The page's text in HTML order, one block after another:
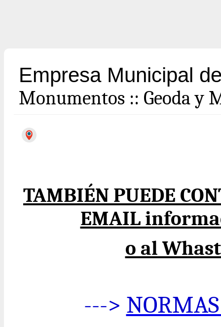
Empresa Municipal
Monumentos :: Geoda y
TAMBIÉN PUEDE
EMAIL
o al
--->